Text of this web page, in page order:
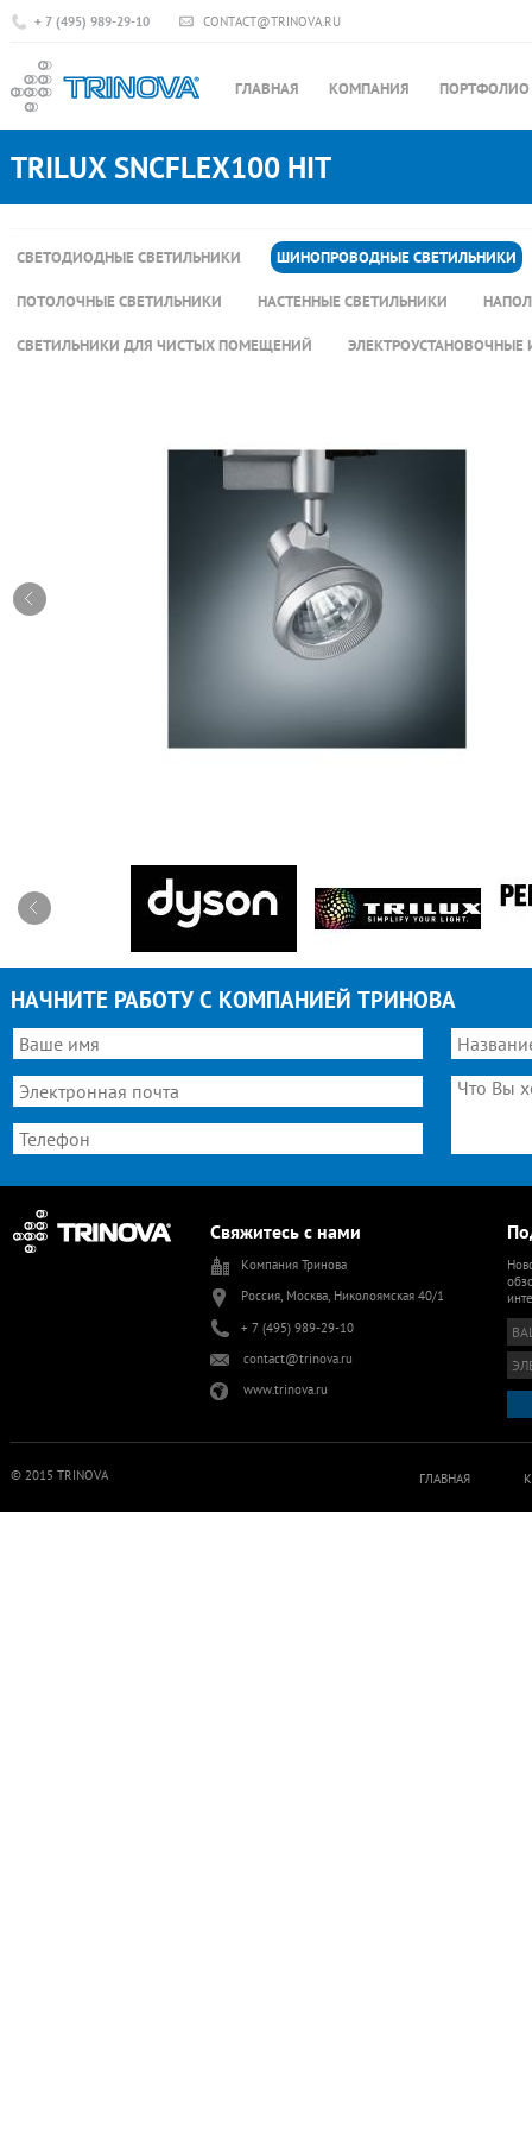
+ 7 (495) 989-29-10 CONTACT@TRINOVA.RU
ГЛАВНАЯ КОМПАНИЯ ПОРТФОЛИО
TRILUX SNCFLEX100 HIT
СВЕТОДИОДНЫЕ СВЕТИЛЬНИКИ ШИНОПРОВОДНЫЕ СВЕТИЛЬНИКИ
ПОТОЛОЧНЫЕ СВЕТИЛЬНИКИ НАСТЕННЫЕ СВЕТИЛЬНИКИ
СВЕТИЛЬНИКИ ДЛЯ ЧИСТЫХ ПОМЕЩЕНИЙ ЭЛЕКТРОУСТАНОВОЧНЫЕ
НАЧНИТЕ РАБОТУ С КОМПАНИЕЙ ТРИНОВА
Свяжитесь с нами
Компания Тринова
Россия, Москва, Николоямская 40/1
+ 7 (495) 989-29-10
contact@trinova.ru
www.trinova.ru
ГЛАВНАЯ
© 2015 TRINOVA